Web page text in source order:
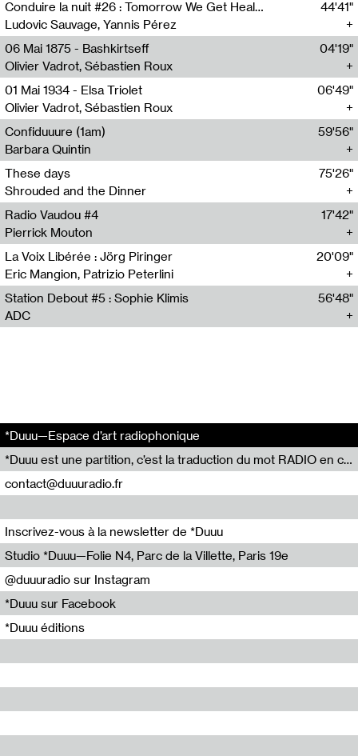
Conduire la nuit #26 : Tomorrow We Get Healthy
Ludovic Sauvage, Yannis Pérez
44'41"
06 Mai 1875 - Bashkirtseff
Olivier Vadrot, Sébastien Roux
04'19"
01 Mai 1934 - Elsa Triolet
Olivier Vadrot, Sébastien Roux
06'49"
Confiduuure (1am)
Barbara Quintin
59'56"
These days
Shrouded and the Dinner
75'26"
Radio Vaudou #4
Pierrick Mouton
17'42"
La Voix Libérée : Jörg Piringer
Eric Mangion, Patrizio Peterlini
20'09"
Station Debout #5 : Sophie Klimis
ADC
56'48"
*Duuu—Espace d’art radiophonique
*Duuu est une partition, c’est la traduction du mot RADIO en code Parsons.
contact@duuuradio.fr
Inscrivez-vous à la newsletter de *Duuu
Studio *Duuu—Folie N4, Parc de la Villette, Paris 19e
@duuuradio sur Instagram
*Duuu sur Facebook
*Duuu éditions